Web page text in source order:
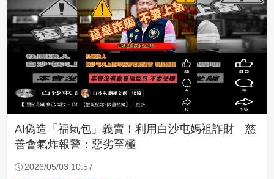
AI偽造「福氣包」義賣！利用白沙屯媽祖詐財 慈
善會氣炸報警：惡劣至極
2026/05/03 10:57